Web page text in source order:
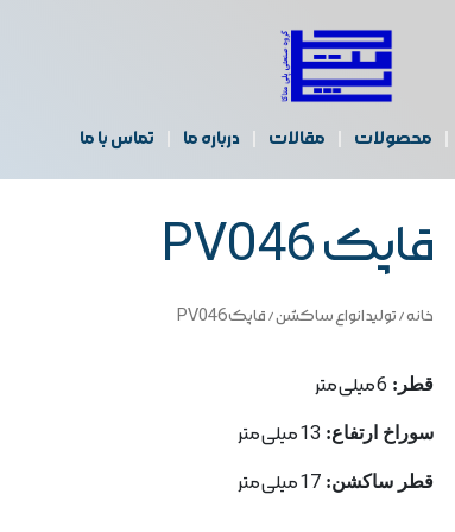
محصولات مقالات درباره ما تماس با ما
قاپک PV046
خانه/تولید انواع ساکشن/ قاپک PV046
قطر: 6 میلی متر
سوراخ ارتفاع: 13 میلی متر
قطر ساكشن: 17 میلی متر